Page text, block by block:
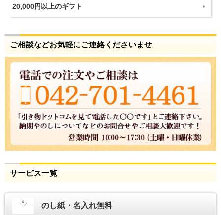
20,000円以上のギフト
ご相談などお気軽にご連絡くださいませ
サービス一覧
のし紙・名入れ無料